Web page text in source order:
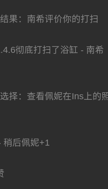
果：南希评价你的打扫
彻底打扫了浴缸 - 南希
择：查看佩妮在Ins上的
稍后佩妮+1